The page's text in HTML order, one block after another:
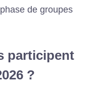
de groupes
participent
?